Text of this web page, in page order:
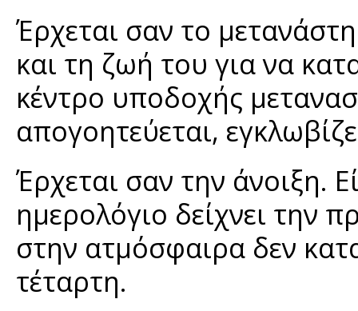
Έρχεται σαν το
και τη ζωή του για να
κέντρο υποδοχής
απογοητεύεται,
Έρχεται σαν την άνοιξη.
ημερολόγιο δείχνει την
στην ατμόσφαιρα δεν
τέταρτη.